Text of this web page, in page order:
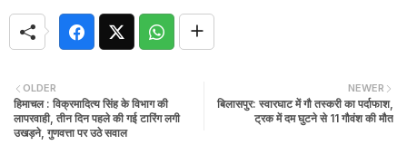
NEWER
बिलासपुर: स्वारघाट में गौ तस्करी का पर्दाफाश,
ट्रक में दम घुटने से 11 गौवंश की मौत
OLDER
हिमाचल : विक्रमादित्य सिंह के विभाग की
लापरवाही, तीन दिन पहले की गई टारिंग लगी
उखड़ने, गुणवत्ता पर उठे सवाल